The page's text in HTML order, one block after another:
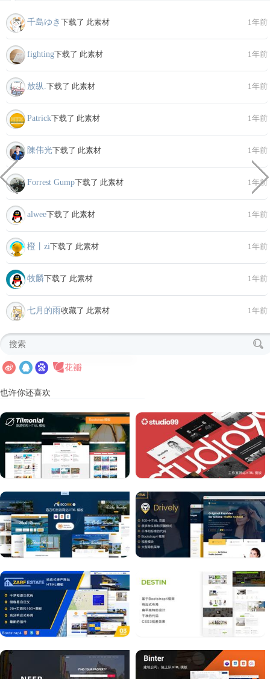
千島ゆき 下载了 此素材 1年前
fighting下载了 此素材 1年前
放纵. 下载了 此素材 1年前
Patrick下载了 此素材 1年前
陳伟光下载了 此素材 1年前
Forrest Gump下载了 此素材 1年前
alwee下载了 此素材 1年前
橙丨zi下载了 此素材 1年前
牧麟下载了 此素材 1年前
七月的雨收藏了 此素材 1年前
也许你还喜欢